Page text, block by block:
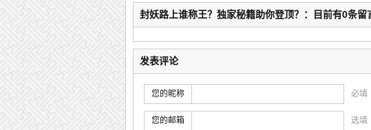
封妖路上谁称王？独家秘籍助你登顶？：目前有0条留
发表评论
您的昵称 必填
您的邮箱 选填